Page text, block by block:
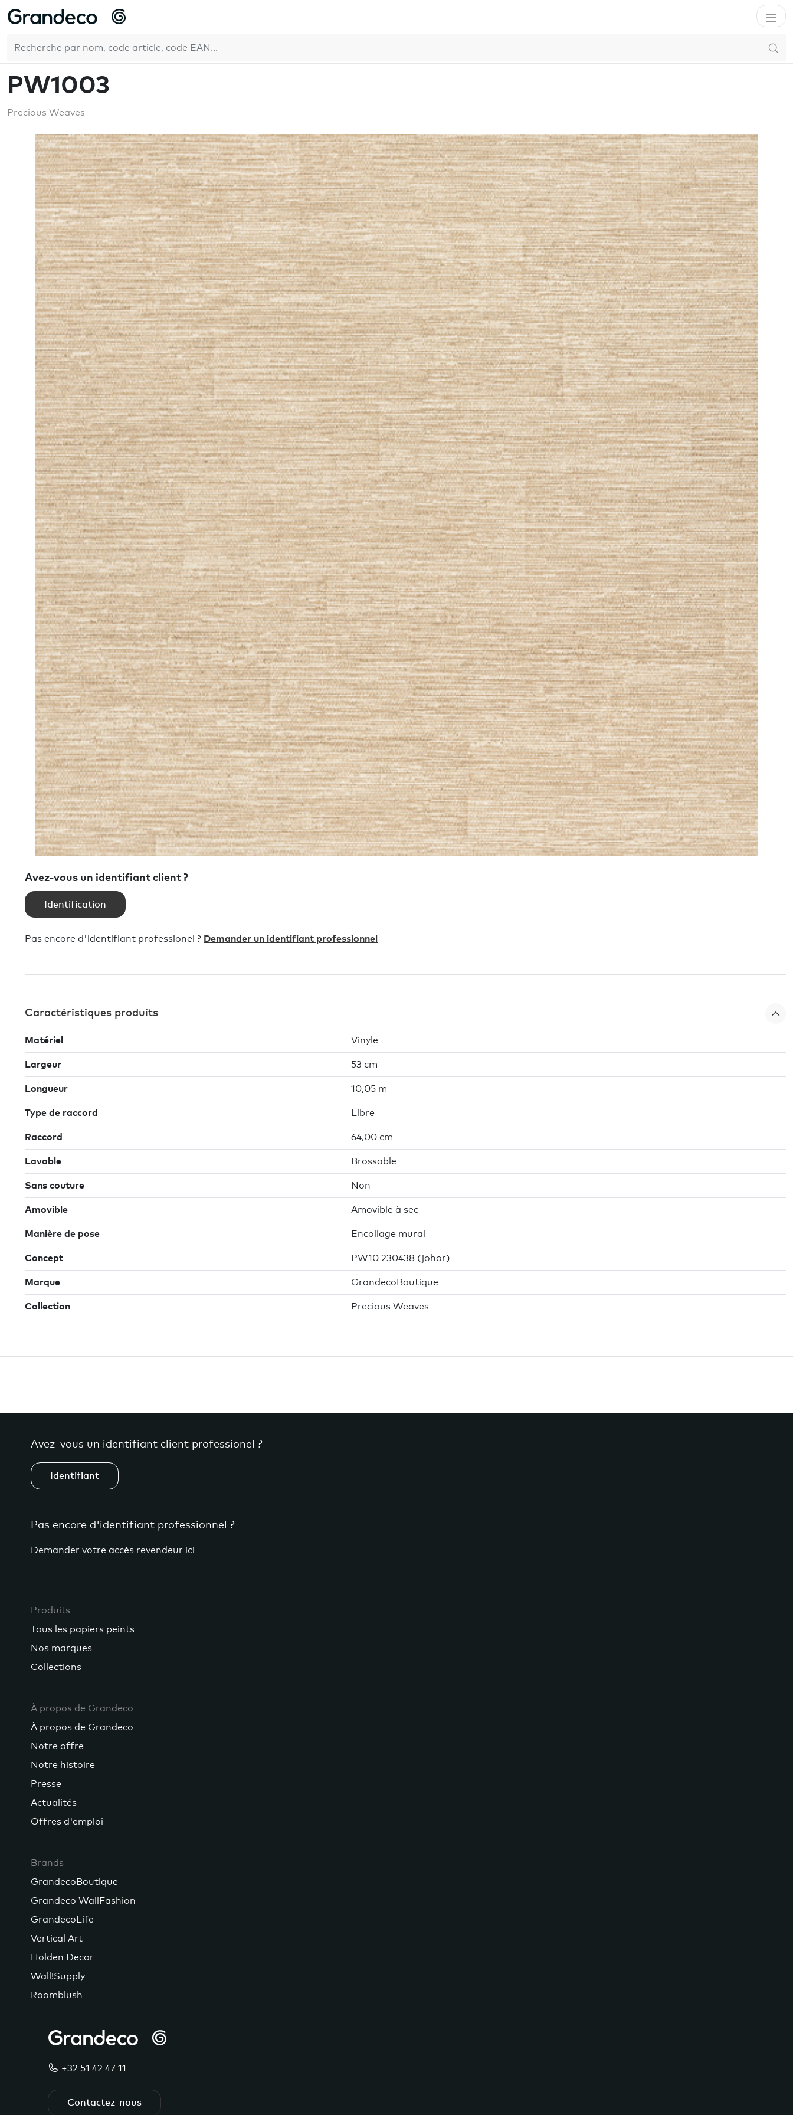
Accueil GrandecoBoutique
PW1003
Precious Weaves
Avez-vous un identifiant client ?
Identification
Pas encore d'identifiant professionel ? Demander un identifiant professionnel
Caractéristiques produits
Matériel Vinyle
Largeur 53 cm
Longueur 10,05 m
Type de raccord Libre
Raccord 64,00 cm
Lavable Brossable
Sans couture Non
Amovible Amovible à sec
Manière de pose Encollage mural
Concept PW10 230438 (johor)
Marque GrandecoBoutique
Collection Precious Weaves
Avez-vous un identifiant client professionel ?
Identifiant
Pas encore d'identifiant professionnel ?
Demander votre accès revendeur ici
Produits
Tous les papiers peints
Nos marques
Collections
À propos de Grandeco
À propos de Grandeco
Notre offre
Notre histoire
Presse
Actualités
Offres d'emploi
Brands
GrandecoBoutique
Grandeco WallFashion
GrandecoLife
Vertical Art
Holden Decor
Wall!Supply
Roomblush
+32 51 42 47 11
Contactez-nous